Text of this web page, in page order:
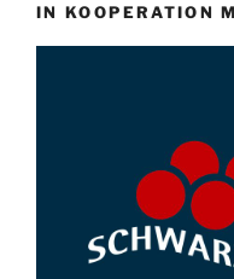
IN KOOPERATION